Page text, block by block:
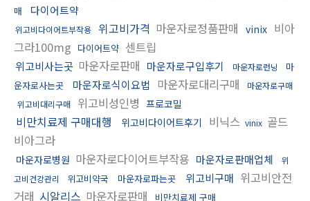
매
다이어트약
위고비다이어트부작용 위고비가격 마운자로정품판매 vinix 비아
그라100mg 다이어트약 센트립
위고비사는곳 마운자로판매 마운자로구입후기 마운자로런닝
마
운자로사는곳
마운자로식이요법 마운자로대리구매
마운자로구매
위고비대리구매
위고비성인병 프로코밀
비만치료제 구매대행 위고비다이어트후기 비닉스 vinix 골드
비아그라
마운자로병원 마운자로다이어트부작용 마운자로판매업체
위
고비건강관리
위고비약국 마운자로파는곳 위고비구매 위고비안전
거래 시알리스 마운자로판매
비만치료제 구매